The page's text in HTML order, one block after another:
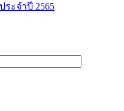
ะจำปี 2565